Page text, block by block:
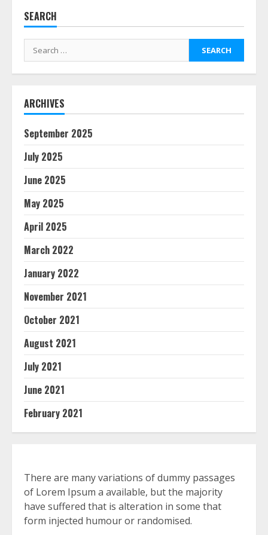
SEARCH
Search
for:
ARCHIVES
September 2025
July 2025
June 2025
May 2025
April 2025
March 2022
January 2022
November 2021
October 2021
August 2021
July 2021
June 2021
February 2021
There are many variations of dummy passages
of Lorem Ipsum a available, but the majority
have suffered that is alteration in some that
form injected humour or randomised.